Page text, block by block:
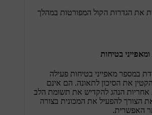
את הגדרות הקול המפורטות במהלך
בטיחות
במספר מאפייני בטיחות פעילה
את הסיכון לתאונה. הם אינם
הנהג להקדיש את תשומת הלב
הצורך להפעיל את המכונית בצורה
האפשרית.